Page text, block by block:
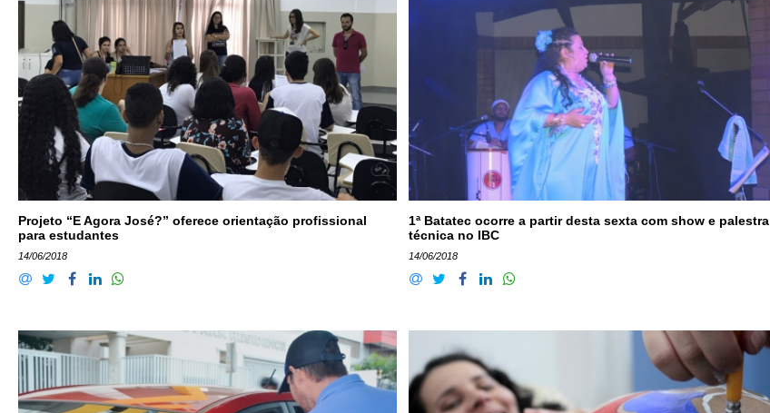
Projeto “E Agora José?” oferece orientação profissional
para estudantes
14/06/2018
1ª Batatec ocorre a partir desta sexta com show e palestra
técnica no IBC
14/06/2018